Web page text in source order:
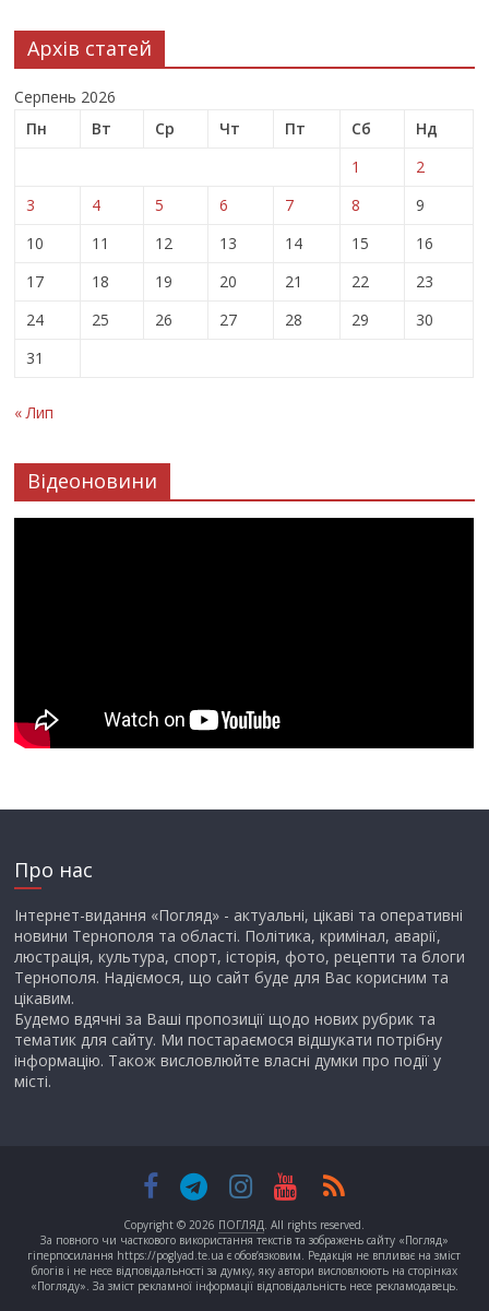
Архів статей
Серпень 2026
Пн
Вт Ср Чт Пт Сб
Нд
1
2
3
4 5 6 7 8
9
10
11 12 13 14 15
16
17
18 19 20 21 22
23
24
25 26 27 28 29
30
31
« Лип
Відеоновини
Про нас
Інтернет-видання «Погляд» - актуальні, цікаві та оперативні
новини Тернополя та області. Політика, кримінал, аварії,
люстрація, культура, спорт, історія, фото, рецепти та блоги
Тернополя. Надіємося, що сайт буде для Вас корисним та
цікавим.
Будемо вдячні за Ваші пропозиції щодо нових рубрик та
тематик для сайту. Ми постараємося відшукати потрібну
інформацію. Також висловлюйте власні думки про події у
місті.
Copyright © 2026 ПОГЛЯД . All rights reserved.
За повного чи часткового використання текстів та зображень сайту «Погляд»
гіперпосилання https://poglyad.te.ua є обов’язковим. Редакція не впливає на зміст
блогів і не несе відповідальності за думку, яку автори висловлюють на сторінках
«Погляду». За зміст рекламної інформації відповідальність несе рекламодавець.